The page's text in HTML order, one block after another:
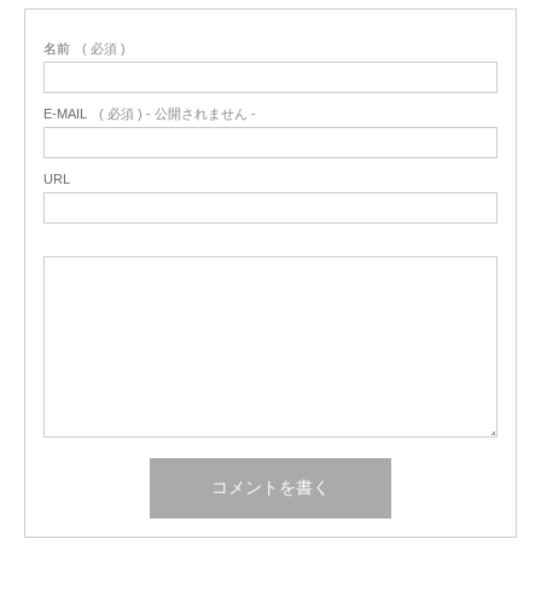
名前 ( 必須 )
E-MAIL ( 必須 ) - 公開されません -
URL